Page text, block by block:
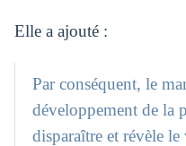
Elle a ajouté :
Par conséquent, le
développement de la
disparaître et révèle